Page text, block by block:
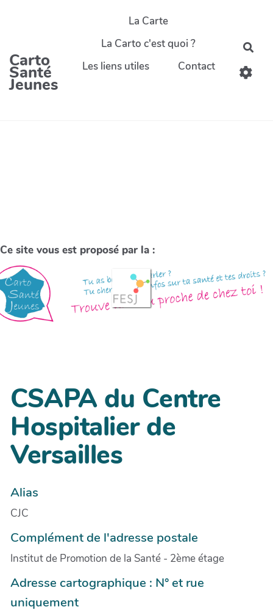
Carto
Santé
Jeunes
La Carte
La Carto c'est quoi ?
Les liens utiles
Contact
Ce site vous est proposé par la :
CSAPA du Centre
Hospitalier de
Versailles
Alias
CJC
Complément de l'adresse postale
Institut de Promotion de la Santé - 2ème étage
Adresse cartographique : N° et rue
uniquement